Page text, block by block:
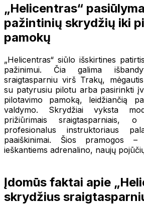
„Helicentras“
pažintinių skrydžių iki
pamokų
„Helicentras“ siūlo išskirtines
pažinimui. Čia galima
sraigtasparniu virš Trakų,
su patyrusiu pilotu arba pasirinkti
pilotavimo pamoką, leidžiančią
valdymo. Skrydžiai vyksta
prižiūrimais
profesionalus instruktoriaus
paaiškinimai. Šios pramogos
ieškantiems adrenalino, naujų
Įdomūs faktai apie
skrydžius